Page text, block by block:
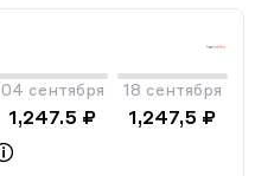
04 сентября
1,247.5 ₽
18 сентября
1,247,5 ₽